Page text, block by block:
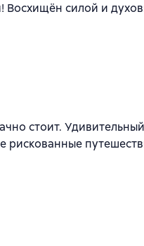
силой и
стоит.